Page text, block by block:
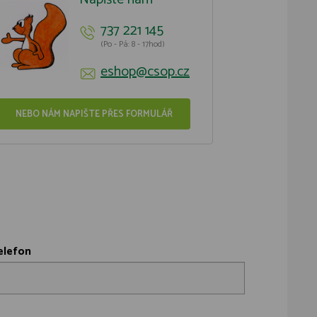
737 221 145
(Po - Pá: 8 - 17hod)
eshop@csop.cz
NEBO NÁM NAPIŠTE PŘES FORMULÁŘ